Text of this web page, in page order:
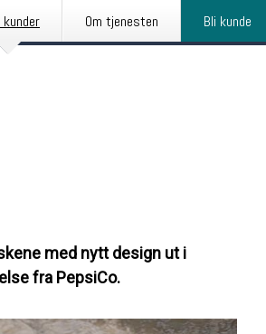
kunder Om tjenesten Bli kunde
med nytt design ut i
fra PepsiCo.